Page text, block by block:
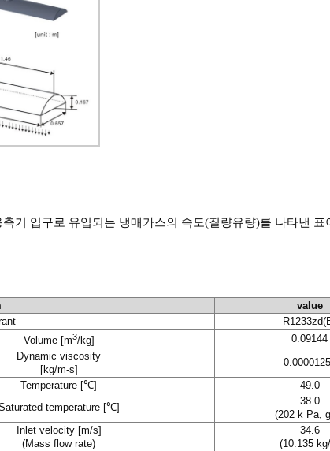
기 입구로 유입되는 냉매가스의 속도(질량유량)를 나타낸 표
value
Volume [m3/kg]
0.09144
Dynamic viscosity
[kg/m-s]
Temperature [℃]
49.0
temperature [℃]
38.0
(202 k Pa,
Inlet velocity [m/s]
(Mass flow rate)
34.6
(10.135